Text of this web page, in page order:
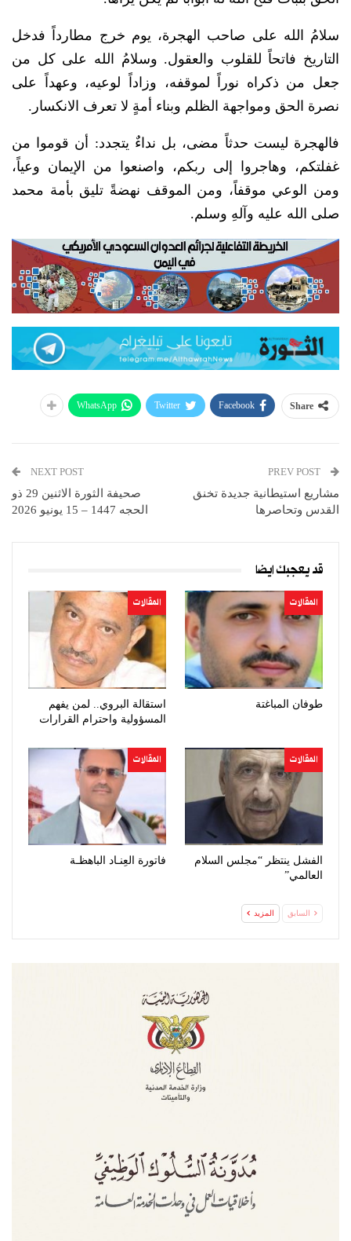
سلامُ الله على صاحب الهجرة، يوم خرج مطارداً فدخل
التاريخ فاتحاً للقلوب والعقول. وسلامُ الله على كل من
جعل من ذكراه نوراً لموقفه، وزاداً لوعيه، وعهداً على
نصرة الحق ومواجهة الظلم وبناء أمةٍ لا تعرف الانكسار.
فالهجرة ليست حدثاً مضى، بل نداءٌ يتجدد: أن قوموا من
غفلتكم، وهاجروا إلى ربكم، واصنعوا من الإيمان وعياً،
ومن الوعي موقفاً، ومن الموقف نهضةً تليق بأمة محمد
صلى الله عليه وآلهِ وسلم.
Share
Facebook
Twitter
WhatsApp
مشاريع استيطانية جديدة تخنق
القدس وتحاصرها
NEXT POST
صحيفة الثورة الاثنين 29 ذو
الحجه 1447 – 15 يونيو 2026
قد يعجبك ايضا
المقالات
طوفان المباغتة
المقالات
استقالة البروي.. لمن يفهم
المسؤولية واحترام القرارات
المقالات
الفشل ينتظر “مجلس السلام
العالمي”
المقالات
فاتورة العِنـاد الباهظـة
السابق المزيد